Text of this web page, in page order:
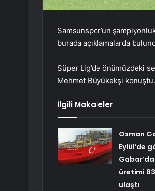
Samsunspor’un
burada açıklamalarda
Süper Lig’de önümüzdeki
Mehmet Büyükekşi konuştu.
İlgili Makaleler
Osman
Eylül’de
üretimi
ulaştı